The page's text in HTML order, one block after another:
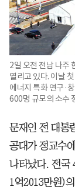
2일 오전 전남 나주
열리고 있다. 이날
에너지 특화 연구·
600명 규모의 소수
문재인 전 대통
공대가 정교수
나타났다. 전국
1억2013만원)